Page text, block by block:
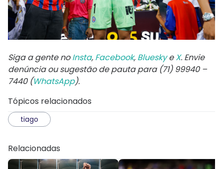
Siga a gente noInsta, Facebook, BlueskyeX. Envie
denúncia ou sugestão de pauta para (71) 99940 –
7440 (WhatsApp).
Tópicos relacionados
tiago
Relacionadas